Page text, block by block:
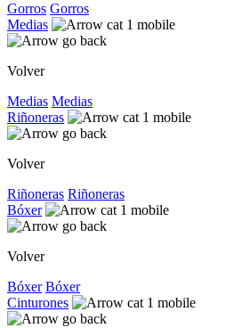
Gorros Gorros
Medias
Volver
Medias Medias
Riñoneras
Volver
Riñoneras Riñoneras
Bóxer
Volver
Bóxer Bóxer
Cinturones